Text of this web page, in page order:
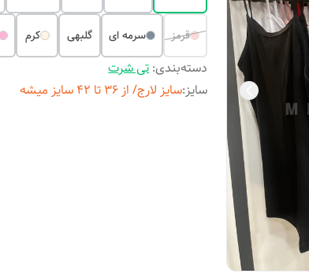
قرمز سرمه ای گلبهی کرم
دسته‌بندی:تی شرت
سایز:سایز لارج/ از ۳۶ تا ۴۲ سایز میشه